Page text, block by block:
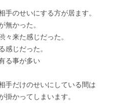
手のせいにする方が居ます。
無かった。
々来た感じだった。
感じだった。
る事が多い
手だけのせいにしている間は
掛かってしまいます。